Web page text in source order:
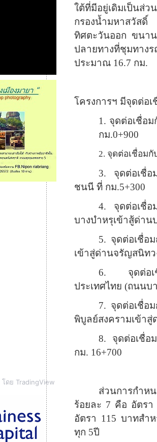
โดย TradingView
ใต้ที่มีอยู่เดิมเป็นส่
กรองน้ำมหาสวัสดิ์
ทิศตะวันออก ขนาน
ปลายทางที่ชุมทาง
ประมาณ 16.7 กม.
โครงการฯ มีจุดต่อ
1. จุดต่อเชื่อ
กม.0+900
2. จุดต่อเชื่อม
3. จุดต่อเชื่
ชนนี ที่ กม.5+300
4. จุดต่อเชื่
บางบำหรุเข้าสู้ด่าน
5. จุดต่อเชื่อ
เข้าสู่ด่านจรัญสนิท
6. จุดต่อ
ประเทศไทย (ถนนบ
7. จุดต่อเชื่อ
พิบูลย์สงครามเข้าสู่
8. จุดต่อเชื่อ
กม. 16+700
ส่วนการกำห
ร้อยละ 7 คือ อัตรา
อัตรา 115 บาทสำ
ทุก 5ปี